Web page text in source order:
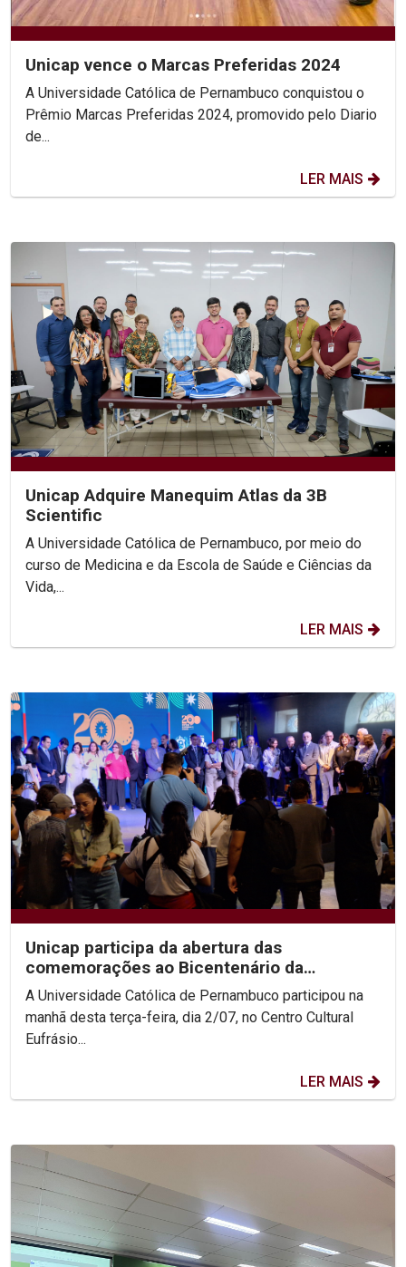
Unicap vence o Marcas Preferidas 2024
A Universidade Católica de Pernambuco conquistou o
Prêmio Marcas Preferidas 2024, promovido pelo Diario
de...
LER MAIS
Unicap Adquire Manequim Atlas da 3B
Scientific
A Universidade Católica de Pernambuco, por meio do
curso de Medicina e da Escola de Saúde e Ciências da
Vida,...
LER MAIS
Unicap participa da abertura das
comemorações ao Bicentenário da
Confederação do Equador
A Universidade Católica de Pernambuco participou na
manhã desta terça-feira, dia 2/07, no Centro Cultural
Eufrásio...
LER MAIS